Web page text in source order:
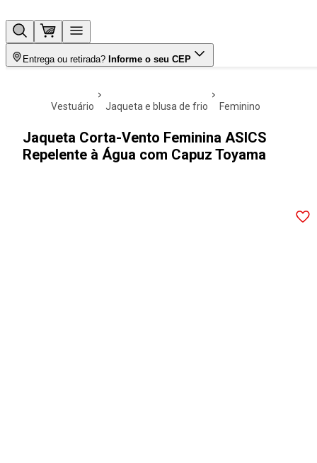
Entrega ou retirada? Informe o seu CEP
vestuário jaqueta e blusa de frio feminino
Jaqueta Corta-Vento Feminina ASICS
Repelente à Água com Capuz Toyama